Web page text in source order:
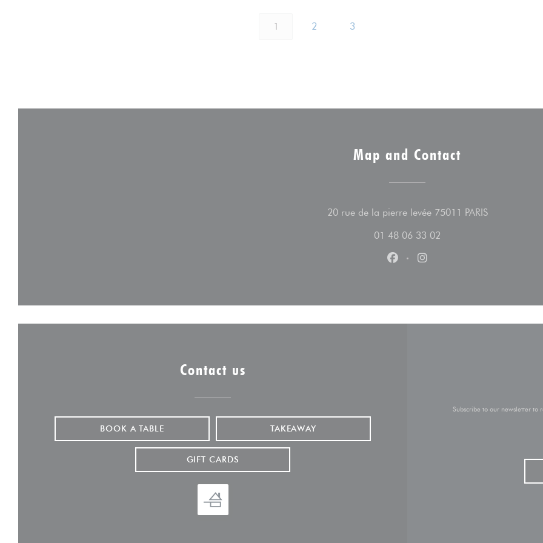
1 2 3
Map and Contact
20 rue de la pierre levée 75011 PARIS((opens in a
01 48 06 33 02
Facebook ((opens in a new
Instagram ((opens in a
Contact us
BOOK A TABLE TAKEAWAY
GIFT CARDS
Subscribe to our newsletter to